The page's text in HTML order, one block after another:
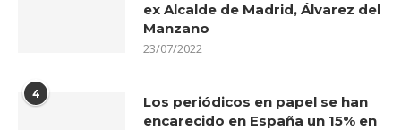
ex Alcalde de Madrid, Álvarez del
Manzano
23/07/2022
4
Los periódicos en papel se han
encarecido en España un 15% en